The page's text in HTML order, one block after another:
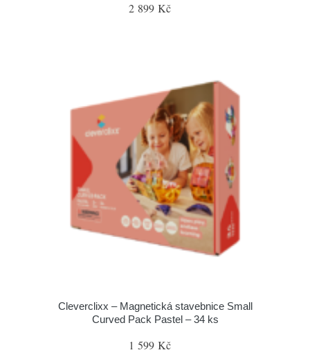
2 899 Kč
Cleverclixx – Magnetická stavebnice Small
Curved Pack Pastel – 34 ks
1 599 Kč